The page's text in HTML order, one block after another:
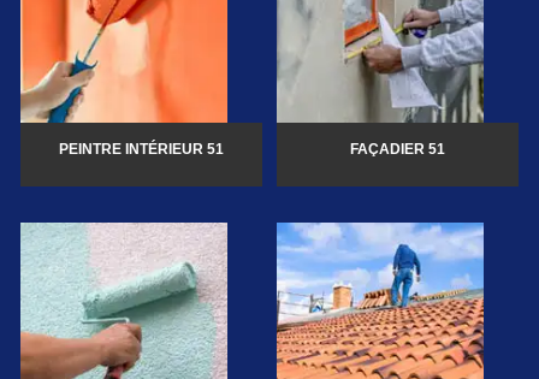
PEINTRE INTÉRIEUR 51 FAÇADIER 51